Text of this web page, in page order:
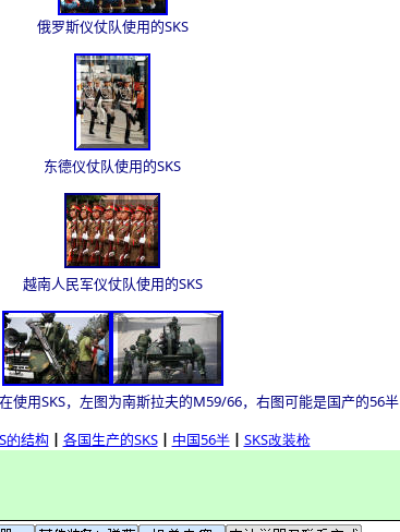
俄罗斯仪仗队使用的SKS
东德仪仗队使用的SKS
越南人民军仪仗队使用的SKS
使用SKS，左图为南斯拉夫的M59/66，右图可能是国产的56半
的结构┃ 各国生产的SKS┃ 中国56半┃ SKS改装枪